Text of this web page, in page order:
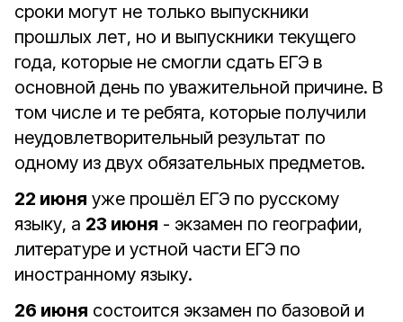
сроки могут не только выпускники
прошлых лет, но и выпускники текущего
года, которые не смогли сдать ЕГЭ в
основной день по уважительной причине. В
том числе и те ребята, которые получили
неудовлетворительный результат по
одному из двух обязательных предметов.
22 июня уже прошёл ЕГЭ по русскому
языку, а 23 июня - экзамен по географии,
литературе и устной части ЕГЭ по
иностранному языку.
26 июня состоится экзамен по базовой и